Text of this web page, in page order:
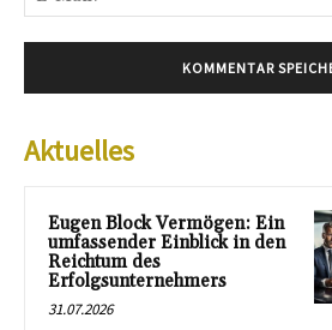
Aktuelles
Eugen Block Vermögen: Ein
umfassender Einblick in den
Reichtum des
Erfolgsunternehmers
31.07.2026